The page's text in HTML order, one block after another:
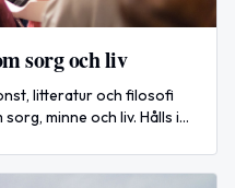
sorg och liv
litteratur och filosofi
minne och liv. Hålls i